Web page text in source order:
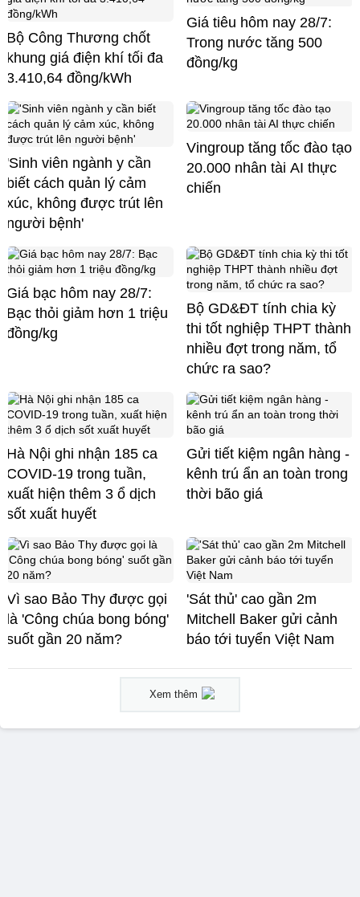
Bộ Công Thương chốt
khung giá điện khí tối đa
3.410,64 đồng/kWh
Giá tiêu hôm nay 28/7:
Trong nước tăng 500
đồng/kg
'Sinh viên ngành y cần
biết cách quản lý cảm
xúc, không được trút lên
người bệnh'
Vingroup tăng tốc đào tạo
20.000 nhân tài AI thực
chiến
Giá bạc hôm nay 28/7:
Bạc thỏi giảm hơn 1 triệu
đồng/kg
Bộ GD&ĐT tính chia kỳ
thi tốt nghiệp THPT thành
nhiều đợt trong năm, tổ
chức ra sao?
Hà Nội ghi nhận 185 ca
COVID-19 trong tuần,
xuất hiện thêm 3 ổ dịch
sốt xuất huyết
Gửi tiết kiệm ngân hàng -
kênh trú ẩn an toàn trong
thời bão giá
Vì sao Bảo Thy được gọi
là 'Công chúa bong bóng'
suốt gần 20 năm?
'Sát thủ' cao gần 2m
Mitchell Baker gửi cảnh
báo tới tuyển Việt Nam
Xem thêm